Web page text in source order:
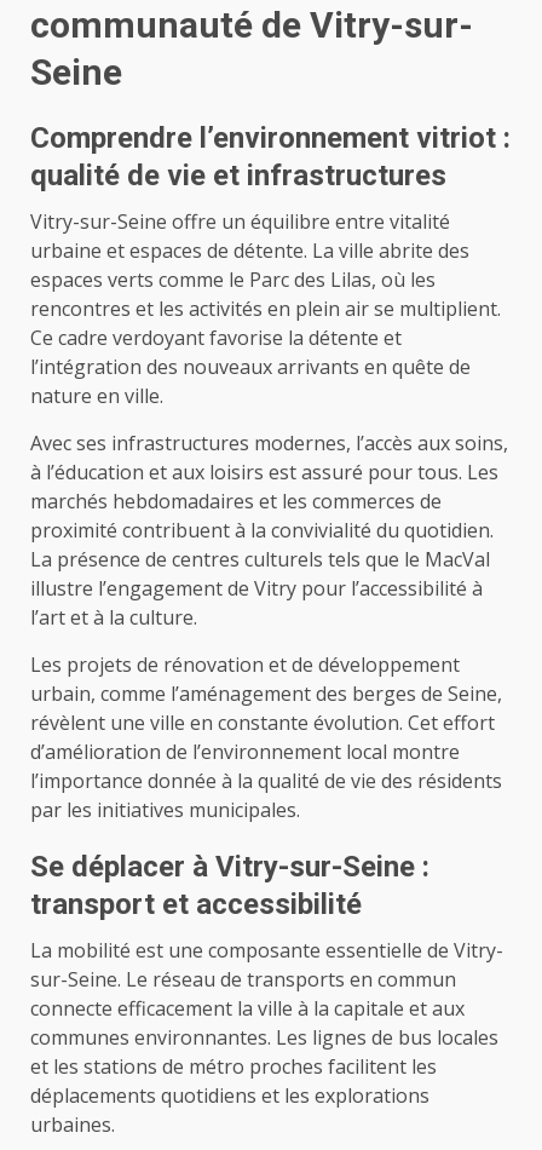
communauté de Vitry-sur-
Seine
Comprendre l’environnement vitriot :
qualité de vie et infrastructures
Vitry-sur-Seine offre un équilibre entre vitalité
urbaine et espaces de détente. La ville abrite des
espaces verts comme le Parc des Lilas, où les
rencontres et les activités en plein air se multiplient.
Ce cadre verdoyant favorise la détente et
l’intégration des nouveaux arrivants en quête de
nature en ville.
Avec ses infrastructures modernes, l’accès aux soins,
à l’éducation et aux loisirs est assuré pour tous. Les
marchés hebdomadaires et les commerces de
proximité contribuent à la convivialité du quotidien.
La présence de centres culturels tels que le MacVal
illustre l’engagement de Vitry pour l’accessibilité à
l’art et à la culture.
Les projets de rénovation et de développement
urbain, comme l’aménagement des berges de Seine,
révèlent une ville en constante évolution. Cet effort
d’amélioration de l’environnement local montre
l’importance donnée à la qualité de vie des résidents
par les initiatives municipales.
Se déplacer à Vitry-sur-Seine :
transport et accessibilité
La mobilité est une composante essentielle de Vitry-
sur-Seine. Le réseau de transports en commun
connecte efficacement la ville à la capitale et aux
communes environnantes. Les lignes de bus locales
et les stations de métro proches facilitent les
déplacements quotidiens et les explorations
urbaines.